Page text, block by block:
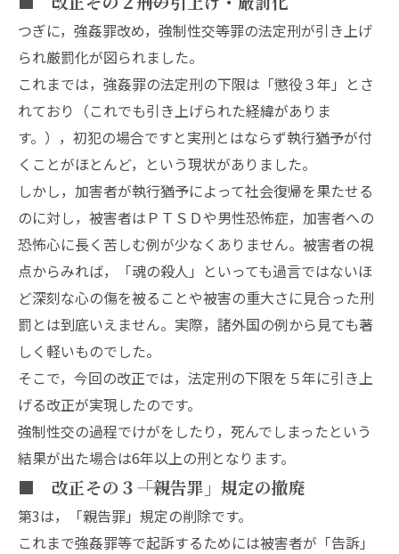
つぎに，強姦罪改め，強制性交等罪の法定刑が引き上げ
られ厳罰化が図られました。
これまでは，強姦罪の法定刑の下限は「懲役３年」とさ
れており（これでも引き上げられた経緯がありま
す。），初犯の場合ですと実刑とはならず執行猶予が付
くことがほとんど，という現状がありました。
しかし，加害者が執行猶予によって社会復帰を果たせる
のに対し，被害者はＰＴＳＤや男性恐怖症，加害者への
恐怖心に長く苦しむ例が少なくありません。被害者の視
点からみれば，「魂の殺人」といっても過言ではないほ
ど深刻な心の傷を被ることや被害の重大さに見合った刑
罰とは到底いえません。実際，諸外国の例から見ても著
しく軽いものでした。
そこで，今回の改正では，法定刑の下限を５年に引き上
げる改正が実現したのです。
強制性交の過程でけがをしたり，死んでしまったという
結果が出た場合は6年以上の刑となります。
■ 改正その３――「親告罪」規定の撤廃
第3は，「親告罪」規定の削除です。
これまで強姦罪等で起訴するためには被害者が「告訴」